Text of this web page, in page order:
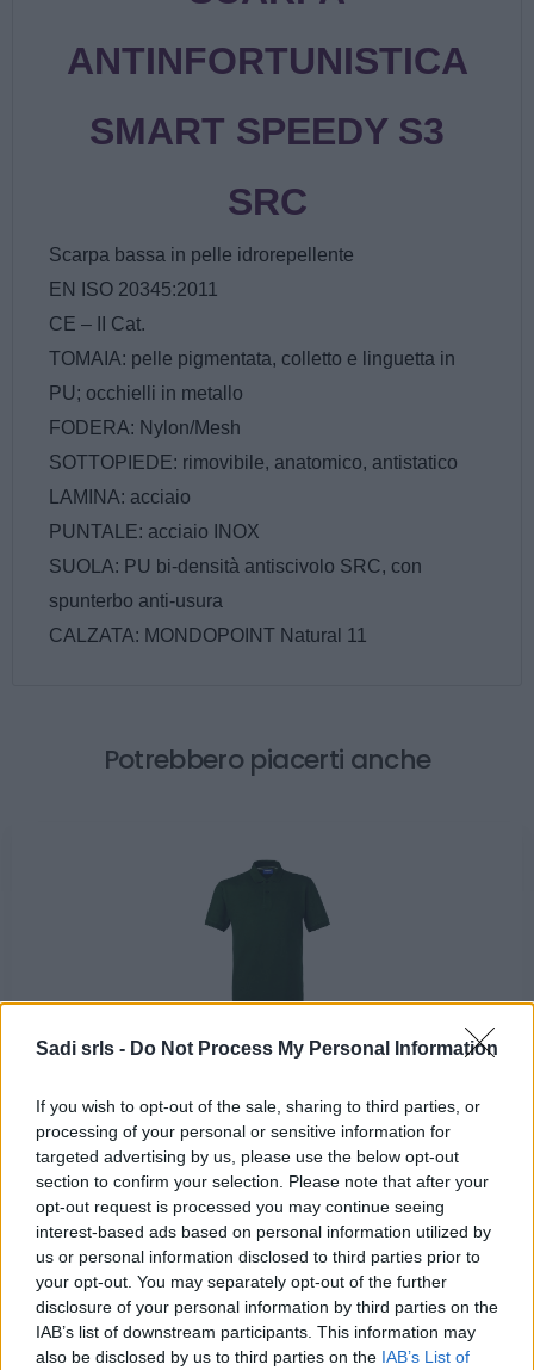
Sadi srls - Do Not Process My Personal Information
If you wish to opt-out of the sale, sharing to third parties, or
processing of your personal or sensitive information for
targeted advertising by us, please use the below opt-out
section to confirm your selection. Please note that after your
opt-out request is processed you may continue seeing
interest-based ads based on personal information utilized by
us or personal information disclosed to third parties prior to
your opt-out. You may separately opt-out of the further
disclosure of your personal information by third parties on the
IAB’s list of downstream participants. This information may
also be disclosed by us to third parties on the IAB’s List of
ANTINFORTUNISTICA
SMART SPEEDY S3
SRC
Scarpa bassa in pelle idrorepellente
EN ISO 20345:2011
CE – II Cat.
TOMAIA: pelle pigmentata, colletto e linguetta in
PU; occhielli in metallo
FODERA: Nylon/Mesh
SOTTOPIEDE: rimovibile, anatomico, antistatico
LAMINA: acciaio
PUNTALE: acciaio INOX
SUOLA: PU bi-densità antiscivolo SRC, con
spunterbo anti-usura
CALZATA: MONDOPOINT Natural 11
Potrebbero piacerti anche
Polo da lavoro manica corta con colletto Rossini
Take Time 100% cotone Verde Bottiglia
9,90 €
Polo da lavoro manica corta con colletto Rossini Take
Time 100% cotone Verde Bottiglia
( 0 recensioni )
Categorie